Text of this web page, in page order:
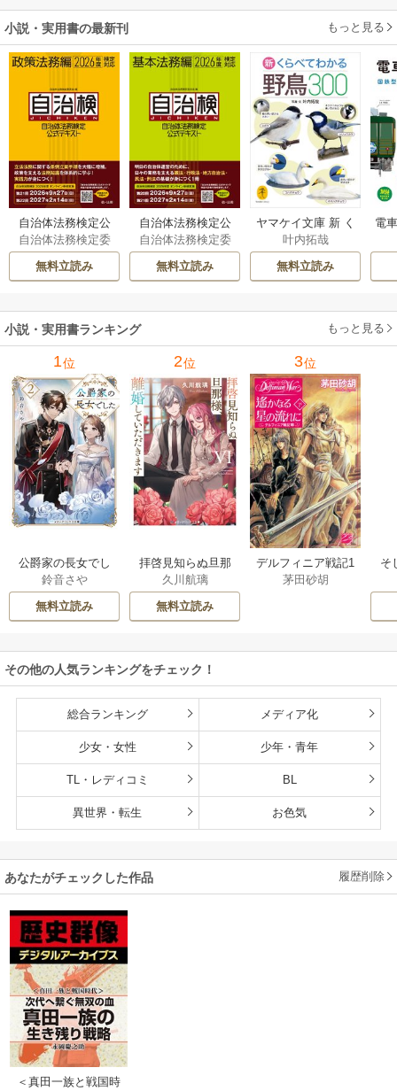
小説・実用書の最新刊 もっと見る
自治体法務検定公
式テキスト 政策
法務編 ２０２６
年度検定対応 1巻
自治体法務検定委
員会
無料立読み
自治体法務検定公
式テキスト 基本
法務編 ２０２６
年度検定対応 1巻
自治体法務検定委
員会
無料立読み
ヤマケイ文庫 新 く
らべてわかる野鳥3
00 1巻
叶内拓哉
無料立読み
電
小説・実用書ランキング もっと見る
1位
公爵家の長女でし
た
鈴音さや
無料立読み
2位
拝啓見知らぬ旦那
様、離婚していた
だきます
久川航璃
無料立読み
3位
デルフィニア戦記1
茅田砂胡
そ
その他の人気ランキングをチェック！
総合ランキング メディア化
少女・女性 少年・青年
TL・レディコミ BL
異世界・転生 お色気
あなたがチェックした作品 履歴削除
＜真田一族と戦国時